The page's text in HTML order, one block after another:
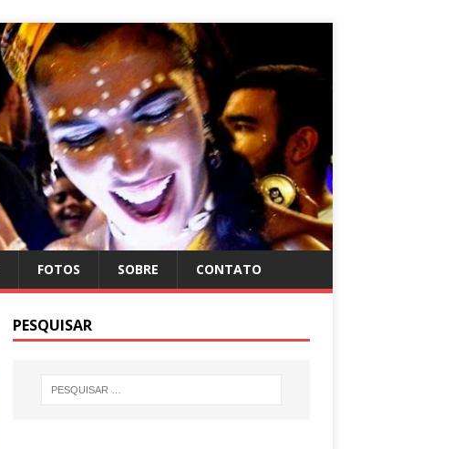
FOTOS SOBRE CONTATO
PESQUISAR